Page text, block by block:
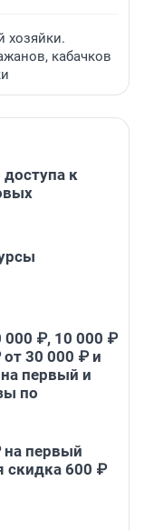
хозяйки.
кабачков
доступа к
000 ₽, 10 000 ₽
30 000 ₽ и
первый и
по
на первый
скидка 600 ₽